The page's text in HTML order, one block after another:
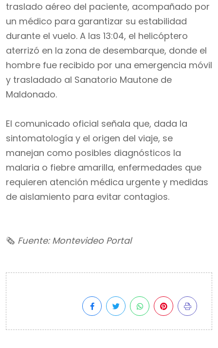
traslado aéreo del paciente, acompañado por
un médico para garantizar su estabilidad
durante el vuelo. A las 13:04, el helicóptero
aterrizó en la zona de desembarque, donde el
hombre fue recibido por una emergencia móvil
y trasladado al Sanatorio Mautone de
Maldonado.
El comunicado oficial señala que, dada la
sintomatología y el origen del viaje, se
manejan como posibles diagnósticos la
malaria o fiebre amarilla, enfermedades que
requieren atención médica urgente y medidas
de aislamiento para evitar contagios.
🗞 Fuente: Montevideo Portal